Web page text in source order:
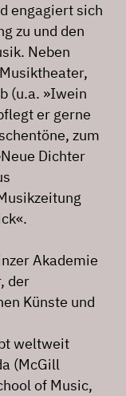
engagiert sich
zu und den
Neben
(u.a. »Iwein
er gerne
zum
Dichter
Akademie
der
Künste und
weltweit
(McGill
of Music,